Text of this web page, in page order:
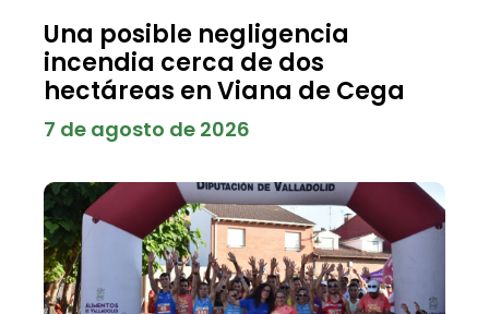
Una posible negligencia
incendia cerca de dos
hectáreas en Viana de Cega
7 de agosto de 2026